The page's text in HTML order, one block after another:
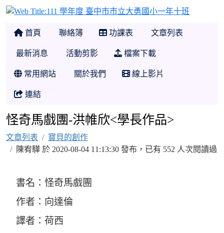
首頁 聯絡簿 功課表 文章列表
最新消息 活動剪影 檔案下載
常用網站 關於我們 線上影片
連結
怪奇馬戲團-洪帷欣<學長作品>
文章列表
寶貝的創作
陳宥驊 於 2020-08-04 11:13:30 發布，已有 552 人次閱讀過
書名：怪奇馬戲團
作者：向達倫
譯者：荷西